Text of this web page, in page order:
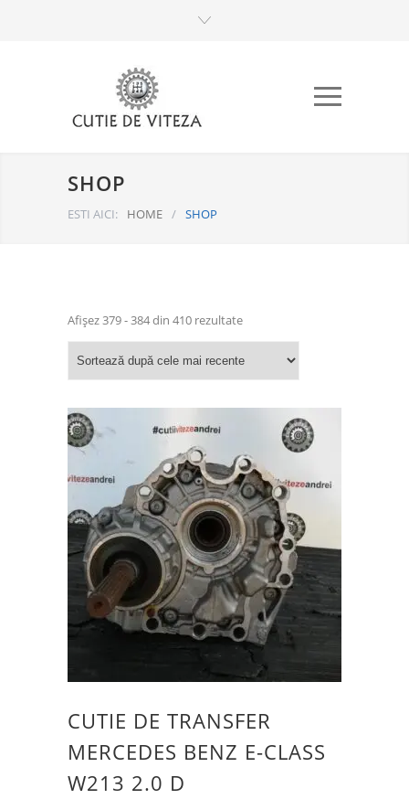
SHOP
ESTI AICI: HOME / SHOP
Afișez 379 - 384 din 410 rezultateSortat
după
cele
CUTIE DE TRANSFER
MERCEDES BENZ E-CLASS
W213 2.0 D